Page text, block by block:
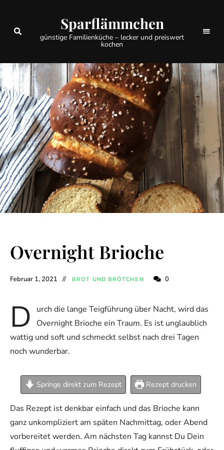
Sparflämmchen
günstige Familienküche – lecker und preiswert
kochen
Overnight Brioche
Februar 1, 2021 BROT UND BRÖTCHEN 0
D
urch die lange Teigführung über Nacht, wird das
Overnight Brioche ein Traum. Es ist unglaublich
wattig und soft und schmeckt selbst nach drei Tagen
noch wunderbar.
Springe direkt zum Rezept Rezept drucken
Das Rezept ist denkbar einfach und das Brioche kann
ganz unkompliziert am späten Nachmittag, oder Abend
vorbereitet werden. Am nächsten Tag kannst Du Dein